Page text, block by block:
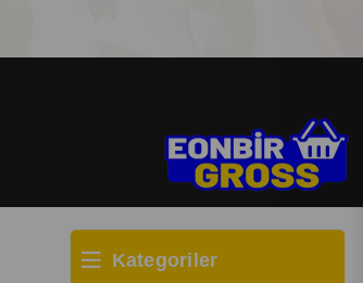
Kategoriler